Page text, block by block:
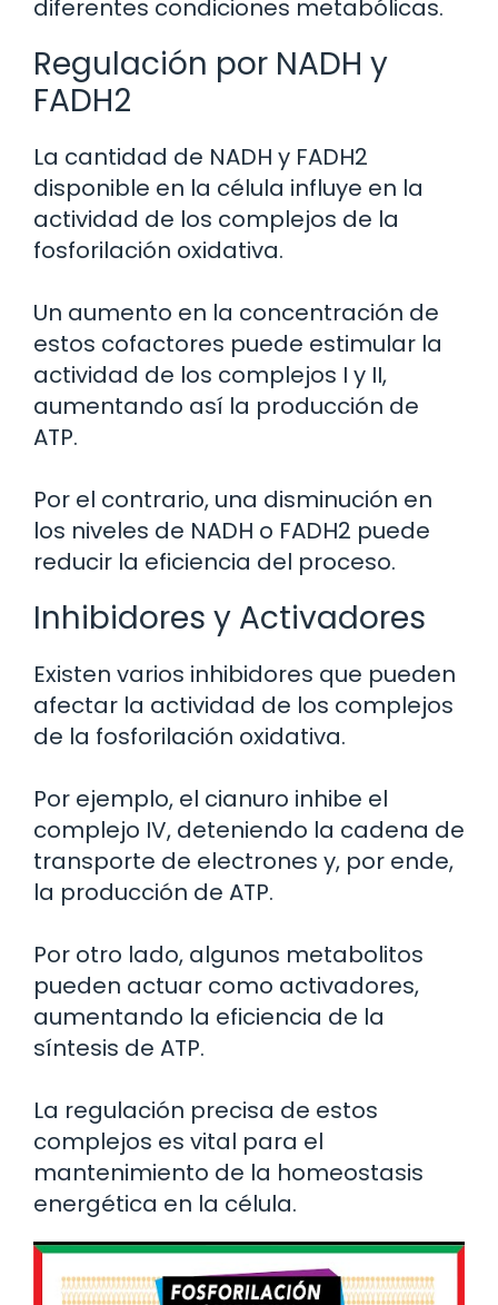
diferentes condiciones metabólicas.
Regulación por NADH y
FADH2
La cantidad de NADH y FADH2
disponible en la célula influye en la
actividad de los complejos de la
fosforilación oxidativa.
Un aumento en la concentración de
estos cofactores puede estimular la
actividad de los complejos I y II,
aumentando así la producción de
ATP.
Por el contrario, una disminución en
los niveles de NADH o FADH2 puede
reducir la eficiencia del proceso.
Inhibidores y Activadores
Existen varios inhibidores que pueden
afectar la actividad de los complejos
de la fosforilación oxidativa.
Por ejemplo, el cianuro inhibe el
complejo IV, deteniendo la cadena de
transporte de electrones y, por ende,
la producción de ATP.
Por otro lado, algunos metabolitos
pueden actuar como activadores,
aumentando la eficiencia de la
síntesis de ATP.
La regulación precisa de estos
complejos es vital para el
mantenimiento de la homeostasis
energética en la célula.